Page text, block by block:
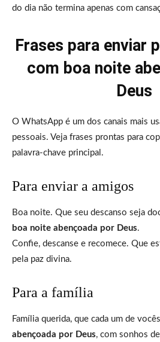
do dia não termina apenas com
Frases para enviar
com boa noite
Deus
O WhatsApp é um dos canais mais
pessoais. Veja frases prontas para
palavra-chave principal.
Para enviar a amigos
Boa noite. Que seu descanso seja
boa noite abençoada por Deus.
Confie, descanse e recomece. Que
pela paz divina.
Para a família
Família querida, que cada um de
abençoada por Deus, com sonhos